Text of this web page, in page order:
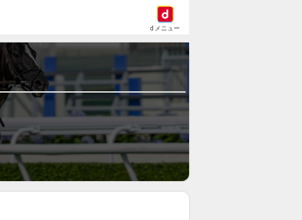
dメニュー